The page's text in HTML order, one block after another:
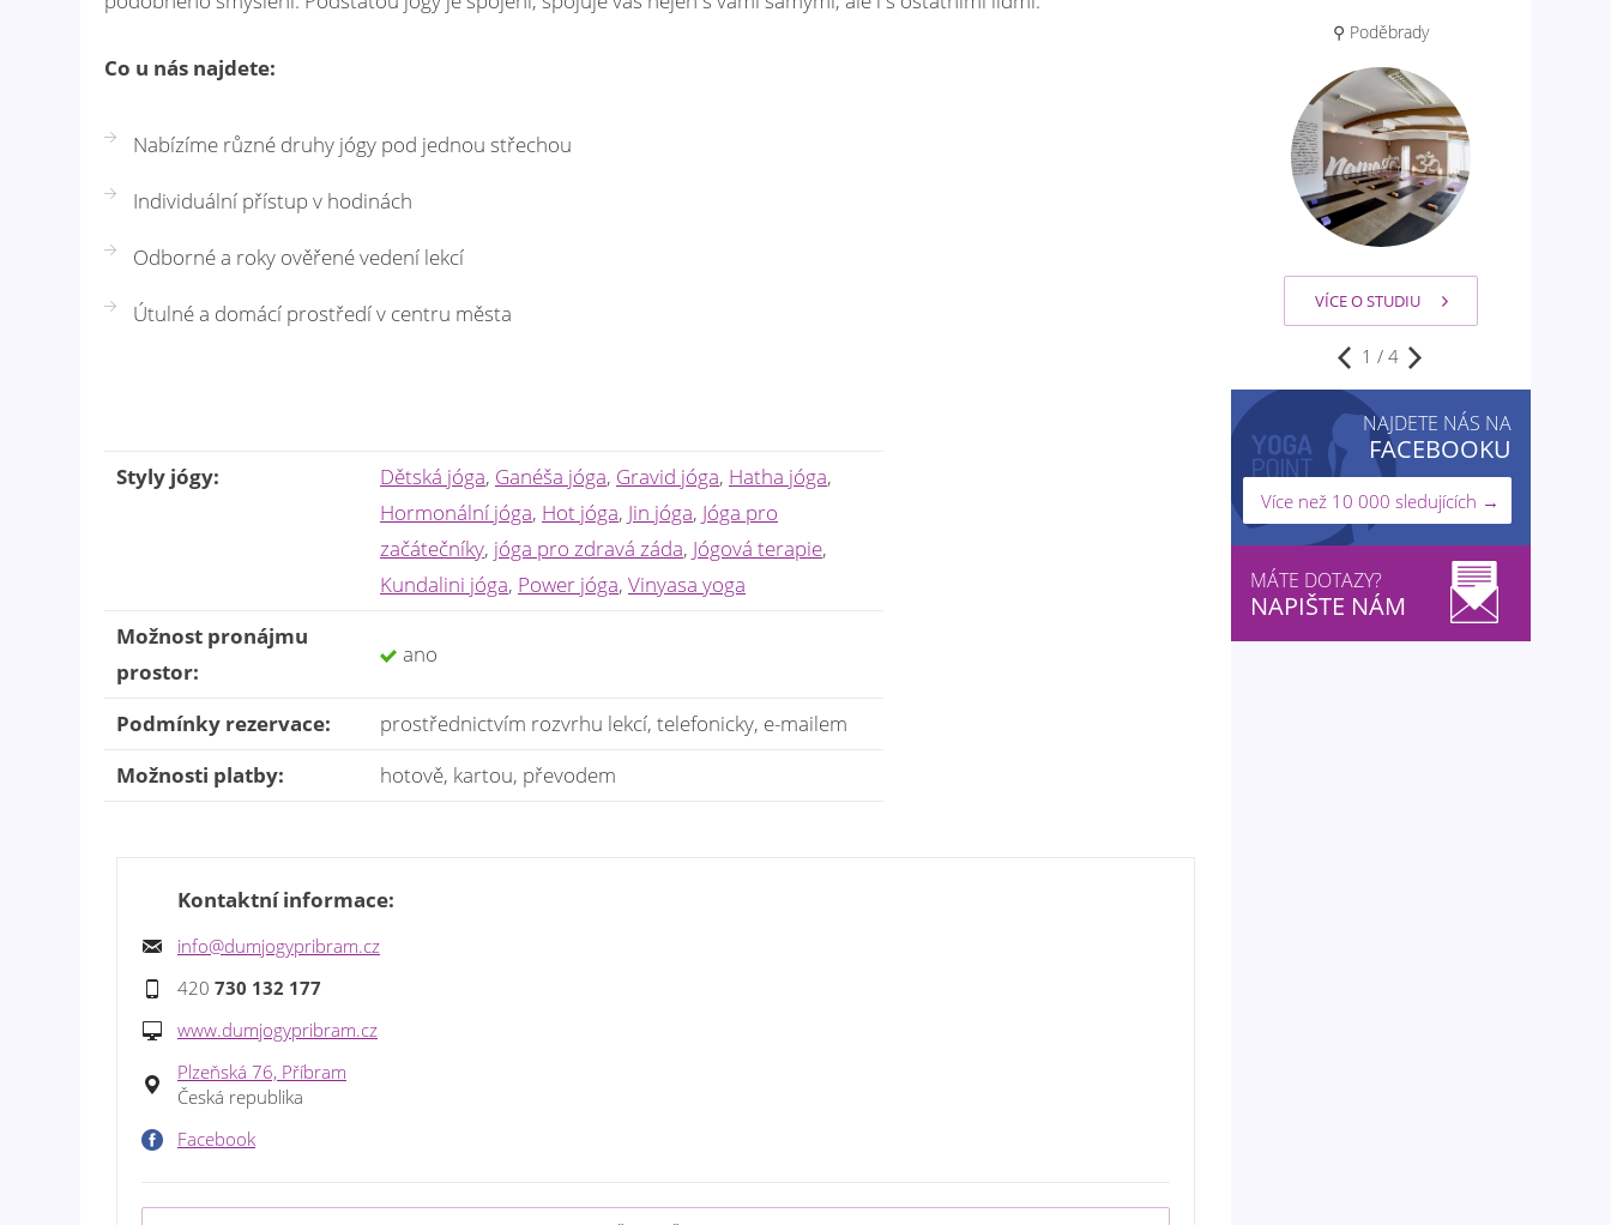
Co u nás najdete:
Nabízíme různé druhy jógy pod jednou střechou
Individuální přístup v hodinách
Odborné a roky ověřené vedení lekcí
Útulné a domácí prostředí v centru města
Styly jógy: Dětská jóga, Ganéša jóga, Gravid jóga, Hatha jóga,
Hormonální jóga, Hot jóga, Jin jóga, Jóga pro
začátečníky, jóga pro zdravá záda, Jógová terapie,
Kundalini jóga, Power jóga, Vinyasa yoga
Možnost pronájmu
prostor:
ano
Podmínky rezervace:
prostřednictvím rozvrhu lekcí, telefonicky, e-mailem
Možnosti platby:
hotově, kartou, převodem
Kontaktní informace:
info@dumjogypribram.cz
420 730 132 177
www.dumjogypribram.cz
Plzeňská 76, Příbram
Česká republika
Facebook
⚲ Praha 6
VÍCE O STUDIU
2 / 4
NAJDETE NÁS NA
FACEBOOKU
Více než 10 000 sledujících →
MÁTE DOTAZY?
NAPIŠTE NÁM